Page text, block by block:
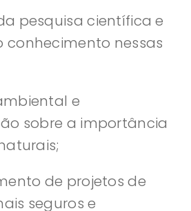
pesquisa científica e
nessas
e
sobre a importância
de projetos de
seguros e